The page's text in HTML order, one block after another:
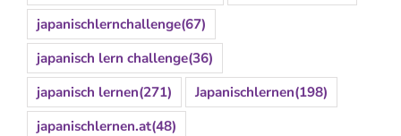
japanischlernchallenge(67)
japanisch lern challenge(36)
japanisch lernen(271) Japanischlernen(198)
japanischlernen.at(48)